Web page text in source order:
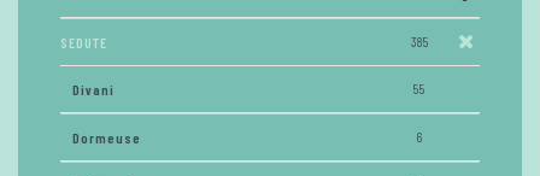
SEDUTE 385
Divani 55
Dormeuse 6